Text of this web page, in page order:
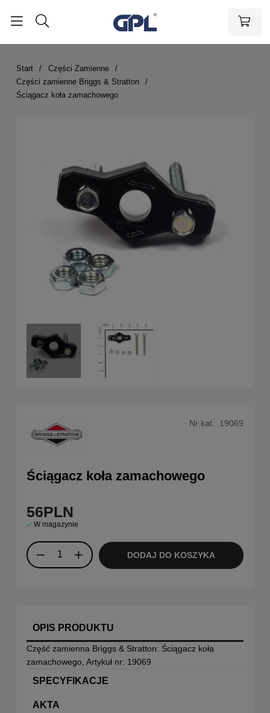
Start
Części Zamienne
Części zamienne Briggs & Stratton
Ściągacz koła zamachowego
Nr kat.: 19069
Ściągacz koła zamachowego
56PLN
W magazynie
DODAJ DO KOSZYKA
OPIS PRODUKTU
Część zamienna Briggs & Stratton: Ściągacz koła
zamachowego, Artykuł nr: 19069
SPECYFIKACJE
AKTA